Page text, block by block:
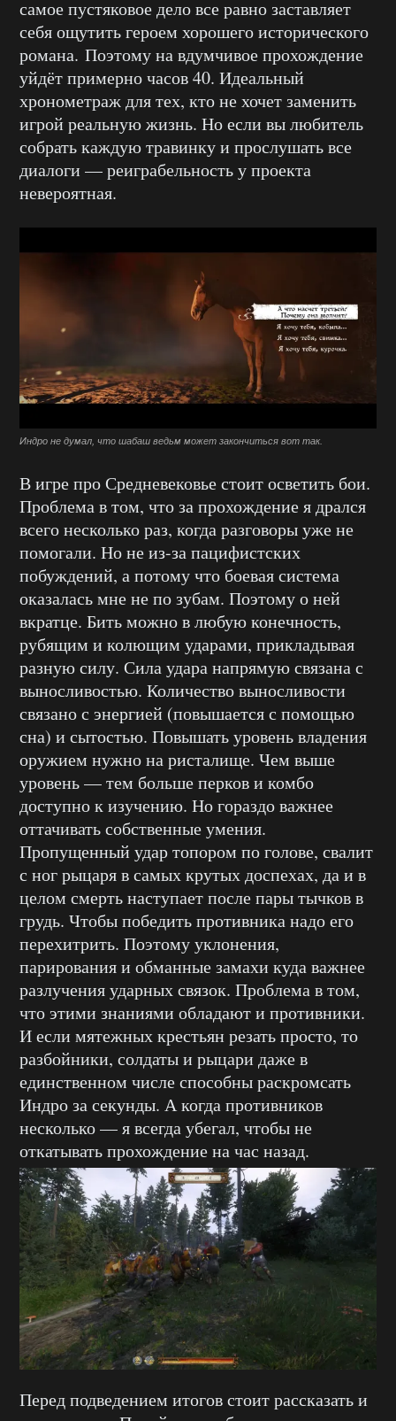
самое пустяковое дело все равно заставляет
себя ощутить героем хорошего исторического
романа. Поэтому на вдумчивое прохождение
уйдёт примерно часов 40. Идеальный
хронометраж для тех, кто не хочет заменить
игрой реальную жизнь. Но если вы любитель
собрать каждую травинку и прослушать все
диалоги — реиграбельность у проекта
невероятная.
Индро не думал, что шабаш ведьм может закончиться вот так.
В игре про Средневековье стоит осветить бои.
Проблема в том, что за прохождение я дрался
всего несколько раз, когда разговоры уже не
помогали. Но не из-за пацифистских
побуждений, а потому что боевая система
оказалась мне не по зубам. Поэтому о ней
вкратце. Бить можно в любую конечность,
рубящим и колющим ударами, прикладывая
разную силу. Сила удара напрямую связана с
выносливостью. Количество выносливости
связано с энергией (повышается с помощью
сна) и сытостью. Повышать уровень владения
оружием нужно на ристалище. Чем выше
уровень — тем больше перков и комбо
доступно к изучению. Но гораздо важнее
оттачивать собственные умения.
Пропущенный удар топором по голове, свалит
с ног рыцаря в самых крутых доспехах, да и в
целом смерть наступает после пары тычков в
грудь. Чтобы победить противника надо его
перехитрить. Поэтому уклонения,
парирования и обманные замахи куда важнее
разлучения ударных связок. Проблема в том,
что этими знаниями обладают и противники.
И если мятежных крестьян резать просто, то
разбойники, солдаты и рыцари даже в
единственном числе способны раскромсать
Индро за секунды. А когда противников
несколько — я всегда убегал, чтобы не
откатывать прохождение на час назад.
Перед подведением итогов стоит рассказать и